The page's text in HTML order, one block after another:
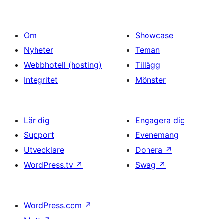
Om
Nyheter
Webbhotell (hosting)
Integritet
Showcase
Teman
Tillägg
Mönster
Lär dig
Support
Utvecklare
WordPress.tv ↗
Engagera dig
Evenemang
Donera ↗
Swag ↗
WordPress.com ↗